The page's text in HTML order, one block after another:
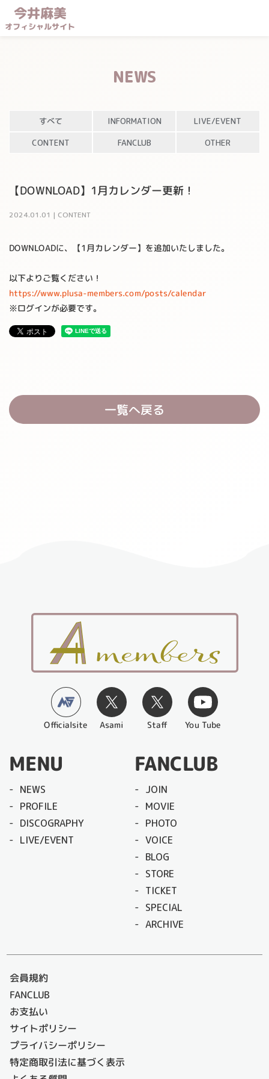
今井麻美
オフィシャルサイト
NEWS
すべて INFORMATION
LIVE/EVENT
CONTENT
FANCLUB OTHER
【DOWNLOAD】1月カレンダー更新！
2024.01 .01 | CONTENT
DOWNLOADに、【1月カレンダー】を追加いたしました。
以下よりご覧ください！
https://www.plusa-members.com/posts/calendar
※ログインが必要です。
一覧へ戻る
Officialsite Asami Staff You Tube
MENU
NEWS
PROFILE
DISCOGRAPHY
LIVE/EVENT
FANCLUB
JOIN
MOVIE
PHOTO
VOICE
BLOG
STORE
TICKET
SPECIAL
ARCHIVE
会員規約
FANCLUB
お支払い
サイトポリシー
プライバシーポリシー
特定商取引法に基づく表示